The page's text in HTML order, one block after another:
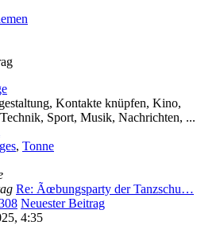
Kontakte knüpfen, Kino,
Sport, Musik, Nachrichten, ...
, Tonne
Re: Ãœbungsparty der Tanzschu…
Neuester Beitrag
4:35